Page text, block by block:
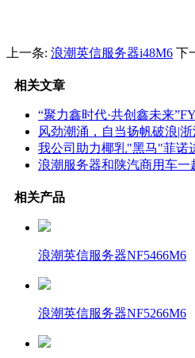
上一条: 浪潮英信服务器i48M6 下
相关文章
“聚力鑫时代·共创鑫未来
风劲潮涌，自当扬帆破浪|
我公司助力椰乳"黑马"菲诺
浪潮服务器和陕汽商用车一
相关产品
浪潮英信服务器NF5466M6
浪潮英信服务器NF5266M6